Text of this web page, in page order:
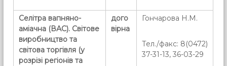
Селітра вапняно-
аміачна (ВАС). Світове
виробництво та
світова торгівля (у
розрізі регіонів та
дого
вірна
Гончарова Н.М.
Тел./факс: 8(0472)
37-31-13, 36-03-29